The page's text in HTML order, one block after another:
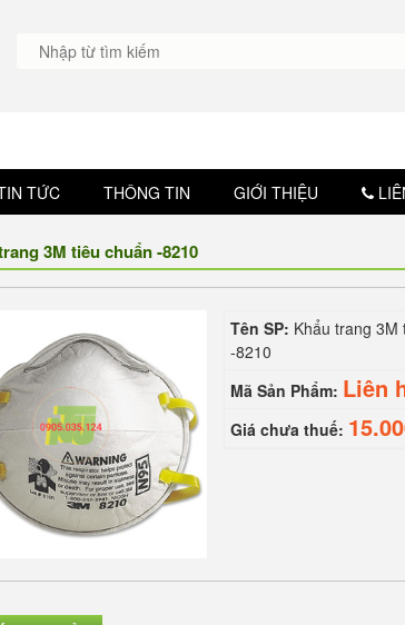
TỨC THÔNG TIN GIỚI THIỆU
3M tiêu chuẩn -8210
Tên SP: Khẩu trang 3M
-8210
Mã Sản Phẩm: Liên
Giá chưa thuế: